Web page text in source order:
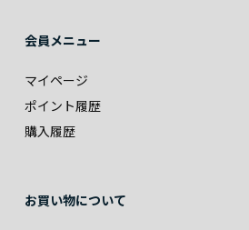
会員メニュー
マイページ
ポイント履歴
購入履歴
お買い物について